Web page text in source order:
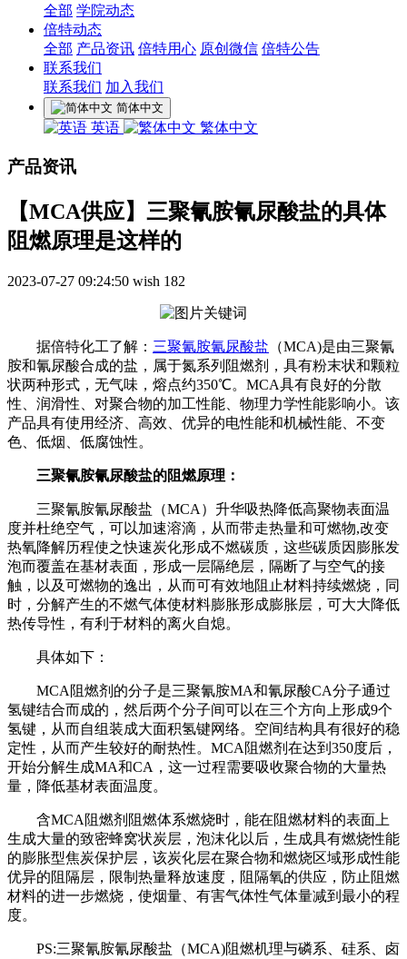
全部 学院动态
倍特动态
全部 产品资讯 倍特用心 原创微信 倍特公告
联系我们
联系我们 加入我们
简体中文
英语 繁体中文
产品资讯
【MCA供应】三聚氰胺氰尿酸盐​的具体
阻燃原理是这样的
2023-07-27 09:24:50 wish 182
据倍特化工了解： 三聚氰胺氰尿酸盐 （MCA)是由三聚氰
胺和氰尿酸合成的盐，属于氮系列阻燃剂，具有粉末状和颗粒
状两种形式，无气味，熔点约350℃。MCA具有良好的分散
性、润滑性、对聚合物的加工性能、物理力学性能影响小。该
产品具有使用经济、高效、优异的电性能和机械性能、不变
色、低烟、低腐蚀性。
三聚氰胺氰尿酸盐的阻燃原理：
三聚氰胺氰尿酸盐（MCA）升华吸热降低高聚物表面温
度并杜绝空气，可以加速溶滴，从而带走热量和可燃物,改变
热氧降解历程使之快速炭化形成不燃碳质，这些碳质因膨胀发
泡而覆盖在基材表面，形成一层隔绝层，隔断了与空气的接
触，以及可燃物的逸出，从而可有效地阻止材料持续燃烧，同
时，分解产生的不燃气体使材料膨胀形成膨胀层，可大大降低
热传导性，有利于材料的离火自熄。
具体如下：
MCA阻燃剂的分子是三聚氰胺MA和氰尿酸CA分子通过
氢键结合而成的，然后两个分子间可以在三个方向上形成9个
氢键，从而自组装成大面积氢键网络。空间结构具有很好的稳
定性，从而产生较好的耐热性。MCA阻燃剂在达到350度后，
开始分解生成MA和CA，这一过程需要吸收聚合物的大量热
量，降低基材表面温度。
含MCA阻燃剂阻燃体系燃烧时，能在阻燃材料的表面上
生成大量的致密蜂窝状炭层，泡沫化以后，生成具有燃烧性能
的膨胀型焦炭保护层，该炭化层在聚合物和燃烧区域形成性能
优异的阻隔层，限制热量释放速度，阻隔氧的供应，防止阻燃
材料的进一步燃烧，使烟量、有害气体性气体量减到最小的程
度。
PS:三聚氰胺氰尿酸盐（MCA)阻燃机理与磷系、硅系、卤